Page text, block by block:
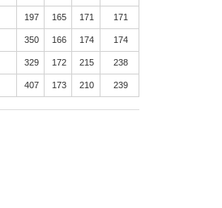
197 165 171 171
350 166 174 174
329 172 215 238
407 173 210 239